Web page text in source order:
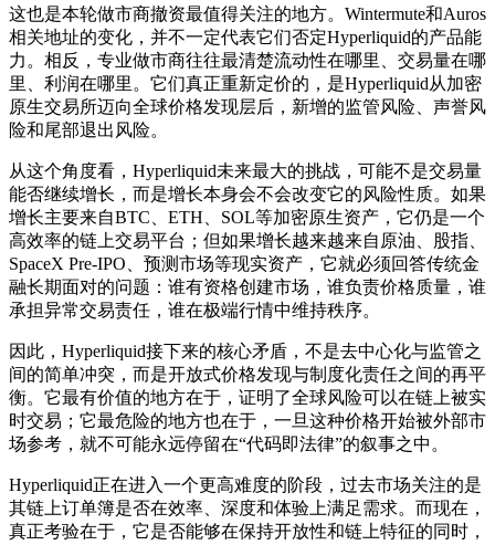
这也是本轮做市商撤资最值得关注的地方。Wintermute和Auros
相关地址的变化，并不一定代表它们否定Hyperliquid的产品能
力。相反，专业做市商往往最清楚流动性在哪里、交易量在哪
里、利润在哪里。它们真正重新定价的，是Hyperliquid从加密
原生交易所迈向全球价格发现层后，新增的监管风险、声誉风
险和尾部退出风险。
从这个角度看，Hyperliquid未来最大的挑战，可能不是交易量
能否继续增长，而是增长本身会不会改变它的风险性质。如果
增长主要来自BTC、ETH、SOL等加密原生资产，它仍是一个
高效率的链上交易平台；但如果增长越来越来自原油、股指、
SpaceX Pre-IPO、预测市场等现实资产，它就必须回答传统金
融长期面对的问题：谁有资格创建市场，谁负责价格质量，谁
承担异常交易责任，谁在极端行情中维持秩序。
因此，Hyperliquid接下来的核心矛盾，不是去中心化与监管之
间的简单冲突，而是开放式价格发现与制度化责任之间的再平
衡。它最有价值的地方在于，证明了全球风险可以在链上被实
时交易；它最危险的地方也在于，一旦这种价格开始被外部市
场参考，就不可能永远停留在“代码即法律”的叙事之中。
Hyperliquid正在进入一个更高难度的阶段，过去市场关注的是
其链上订单簿是否在效率、深度和体验上满足需求。而现在，
真正考验在于，它是否能够在保持开放性和链上特征的同时，